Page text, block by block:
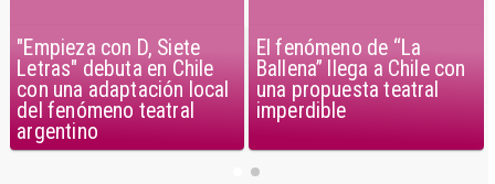
"Empieza con D, Siete
Letras" debuta en Chile
con una adaptación local
del fenómeno teatral
argentino
El fenómeno de “La
Ballena” llega a Chile con
una propuesta teatral
imperdible